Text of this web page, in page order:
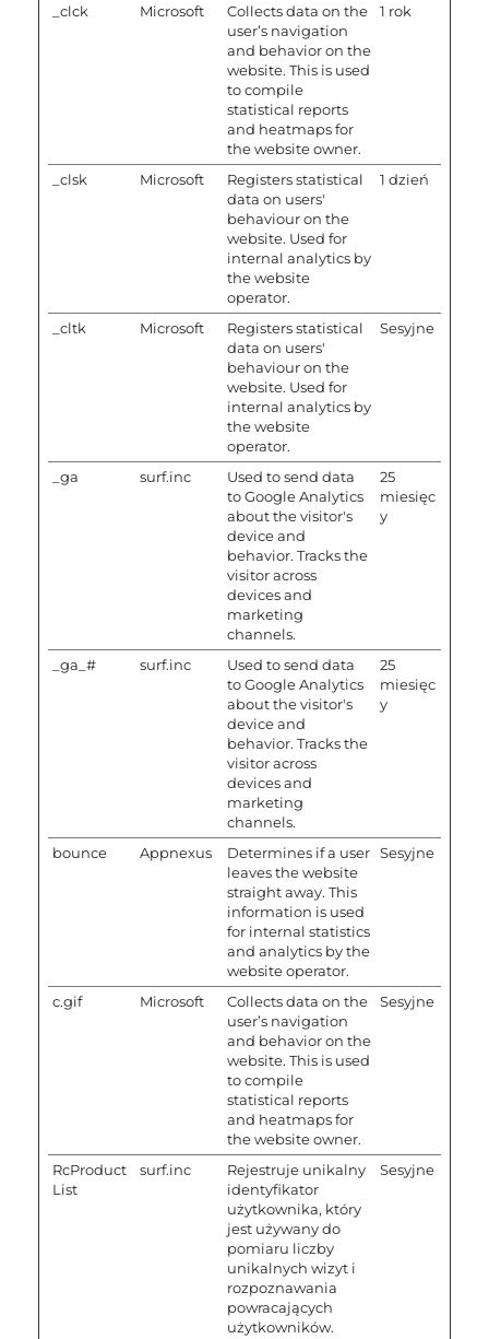
_clck
Microsoft
Collects data on the
user’s navigation
and behavior on the
website. This is used
to compile
statistical reports
and heatmaps for
the website owner.
1 rok
_clsk Microsoft
Registers statistical
data on users'
behaviour on the
website. Used for
internal analytics by
the website
operator.
1 dzień
_cltk Microsoft
Registers statistical
data on users'
behaviour on the
website. Used for
internal analytics by
the website
operator.
Sesyjne
_ga surf.inc
Used to send data
to Google Analytics
about the visitor's
device and
behavior. Tracks the
visitor across
devices and
marketing
channels.
25
miesięc
y
_ga_# surf.inc
Used to send data
to Google Analytics
about the visitor's
device and
behavior. Tracks the
visitor across
devices and
marketing
channels.
25
miesięc
y
bounce Appnexus
Determines if a user
leaves the website
straight away. This
information is used
for internal statistics
and analytics by the
website operator.
Sesyjne
c.gif Microsoft
Collects data on the
user’s navigation
and behavior on the
website. This is used
to compile
statistical reports
and heatmaps for
the website owner.
Sesyjne
RcProduct
List
surf.inc
Rejestruje unikalny
identyfikator
użytkownika, który
jest używany do
pomiaru liczby
unikalnych wizyt i
rozpoznawania
powracających
użytkowników.
Sesyjne